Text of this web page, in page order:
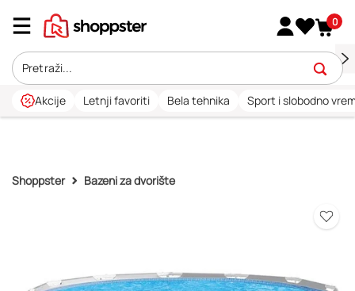
0
Akcije Letnji favoriti Bela tehnika Sport i slobodno
Shoppster Bazeni za dvorište